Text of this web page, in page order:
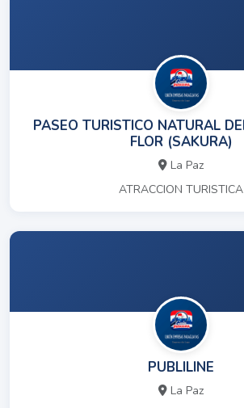
PASEO TURISTICO NATURAL
FLOR (SAKURA)
La Paz
ATRACCION TURISTICA
PUBLILINE
La Paz